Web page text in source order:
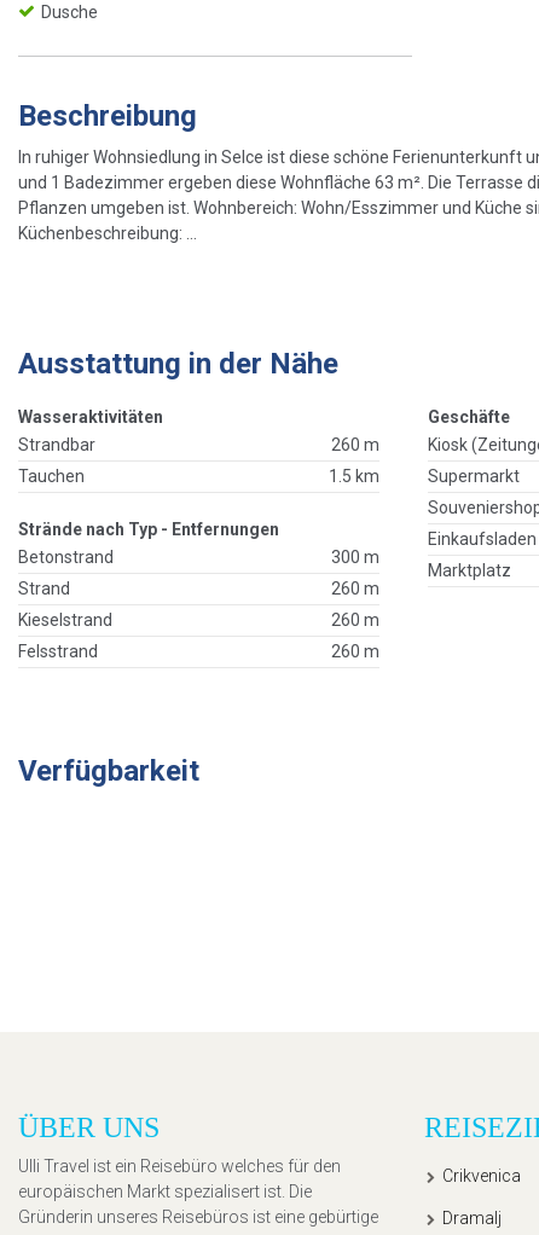
Dusche
Beschreibung
In ruhiger Wohnsiedlung in Selce ist diese schöne
und 1 Badezimmer ergeben diese Wohnfläche 63 m². Die
Pflanzen umgeben ist. Wohnbereich: Wohn/Esszimmer und Küche
Küchenbeschreibung: ...
Ausstattung in der Nähe
Wasseraktivitäten
Strandbar
260 m
Tauchen
1.5 km
Strände nach Typ - Entfernungen
Betonstrand
300 m
Strand
260 m
Kieselstrand
260 m
Felsstrand
260 m
Geschäfte
Kiosk
Supermarkt
Einkaufsladen
Marktplatz
Verfügbarkeit
ÜBER UNS
Ulli Travel ist ein Reisebüro welches für den
europäischen Markt spezialisert ist. Die
Gründerin unseres Reisebüros ist eine gebürtige
Crikvenica
Dramalj